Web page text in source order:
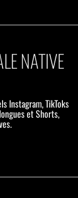
NATIVE
Instagram, TikToks
et Shorts,